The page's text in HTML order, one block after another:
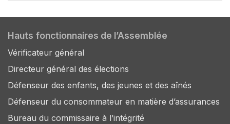
Hauts fonctionnaires de l’Assemblée
Vérificateur général
Directeur général des élections
Défenseur des enfants, des jeunes et des aînés
Défenseur du consommateur en matière d’assurances
Bureau du commissaire à l’intégrité